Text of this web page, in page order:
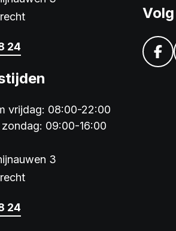
24
vrijdag: 08:00-22:00
09:00-16:00
3
24